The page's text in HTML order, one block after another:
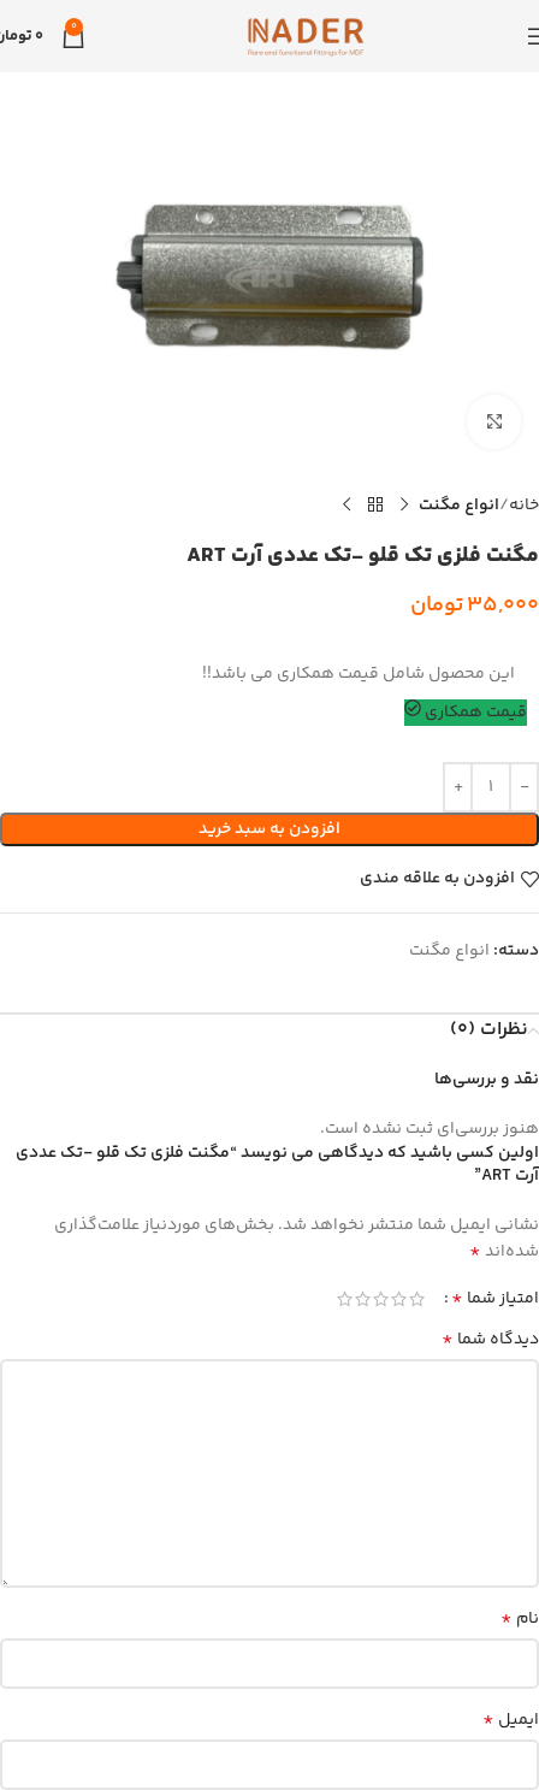
0
0
خانه انواع مگنت
مگنت فلزی تک قلو -تک عددی آرت ART
35,000تومان
این محصول شامل قیمت همکاری می باشد!!
قیمت همکاری
افزودن به سبد خرید
افزودن به علاقه مندی
دسته: انواع مگنت
نظرات (0)
نقد و بررسی‌ها
هنوز بررسی‌ای ثبت نشده است.
اولین کسی باشید که دیدگاهی می نویسد “مگنت فلزی تک قلو -تک عددی
آرت ART”
نشانی ایمیل شما منتشر نخواهد شد. بخش‌های موردنیاز علامت‌گذاری
شده‌اند*
امتیاز شما *
دیدگاه شما *
نام *
ایمیل *